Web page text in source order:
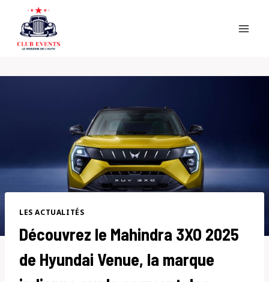
content
LES ACTUALITÉS
Découvrez le Mahindra 3XO 2025
de Hyundai Venue, la marque